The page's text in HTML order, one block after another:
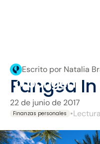
Escrito por Natalia
Pangea
22 de junio de 2017
Finanzas personales •